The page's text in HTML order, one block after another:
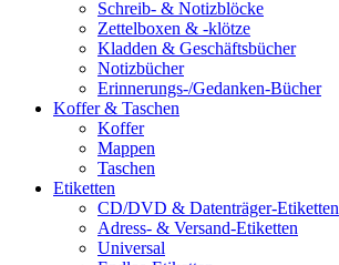
Schreib- & Notizblöcke
Zettelboxen & -klötze
Kladden & Geschäftsbücher
Notizbücher
Erinnerungs-/Gedanken-Bücher
Koffer & Taschen
Koffer
Mappen
Taschen
Etiketten
CD/DVD & Datenträger-Etiketten
Adress- & Versand-Etiketten
Universal